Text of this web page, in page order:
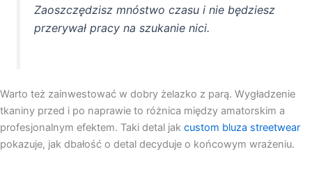
Zaoszczędzisz mnóstwo czasu i nie będziesz
przerywał pracy na szukanie nici.
Warto też zainwestować w dobry żelazko z parą. Wygładzenie
tkaniny przed i po naprawie to różnica między amatorskim a
profesjonalnym efektem. Taki detal jak custom bluza streetwear
pokazuje, jak dbałość o detal decyduje o końcowym wrażeniu.